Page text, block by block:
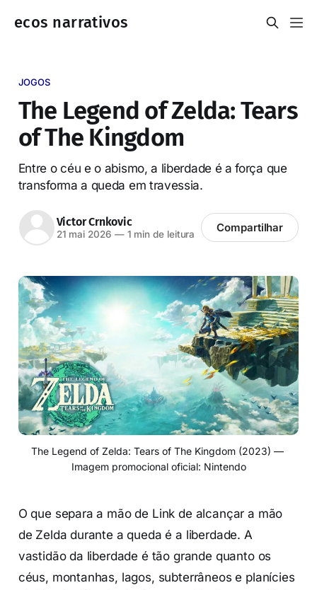
ecos narrativos
JOGOS
The Legend of Zelda: Tears
of The Kingdom
Entre o céu e o abismo, a liberdade é a força que
transforma a queda em travessia.
Victor Crnkovic
21 mai 2026 —1 min de leitura Compartilhar
The Legend of Zelda: Tears of The Kingdom (2023) —
Imagem promocional oficial: Nintendo
O que separa a mão de Link de alcançar a mão
de Zelda durante a queda é a liberdade. A
vastidão da liberdade é tão grande quanto os
céus, montanhas, lagos, subterrâneos e planícies